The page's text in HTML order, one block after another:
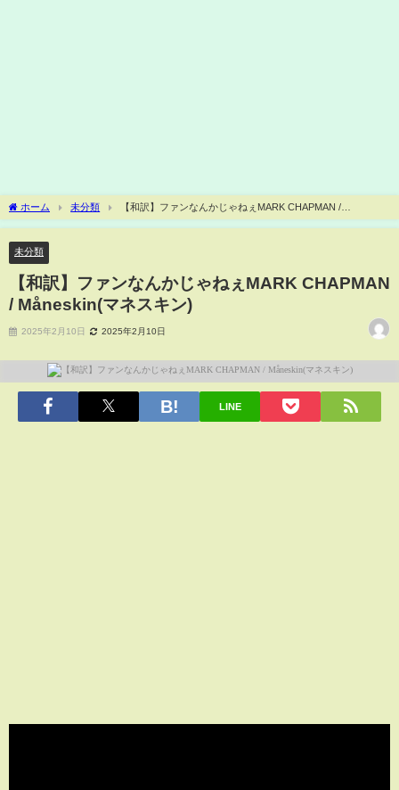
ホーム 未分類
【和訳】ファンなんかじゃねぇMARK CHAPMAN /
Måneskin(マネスキン)
未分類
【和訳】ファンなんかじゃねぇMARK CHAPMAN
/ Måneskin(マネスキン)
2025年2月10日 2025年2月10日
LINE